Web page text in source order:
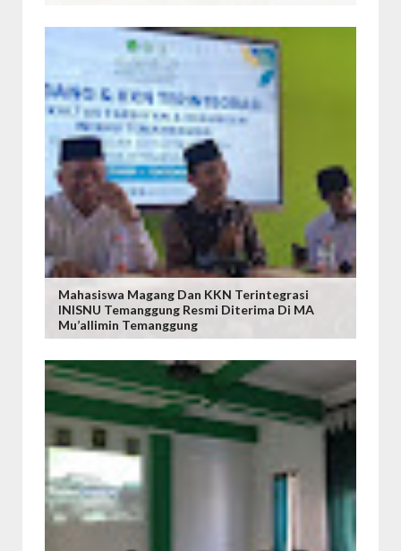
Mahasiswa Magang Dan KKN Terintegrasi
INISNU Temanggung Resmi Diterima Di MA
Mu’allimin Temanggung